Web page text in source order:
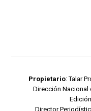
Propietario: Talar
Dirección Nacional
Director